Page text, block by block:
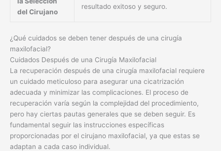
del Cirujano
resultado exitoso y seguro.
¿Qué cuidados se deben tener después de una cirugía
maxilofacial?
Cuidados Después de una Cirugía Maxilofacial
La recuperación después de una cirugía maxilofacial requiere
un cuidado meticuloso para asegurar una cicatrización
adecuada y minimizar las complicaciones. El proceso de
recuperación varía según la complejidad del procedimiento,
pero hay ciertas pautas generales que se deben seguir. Es
fundamental seguir las instrucciones específicas
proporcionadas por el cirujano maxilofacial, ya que estas se
adaptan a cada caso individual.